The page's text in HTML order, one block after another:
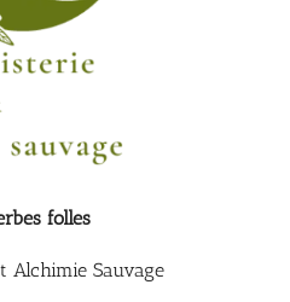
folles
Alchimie Sauvage